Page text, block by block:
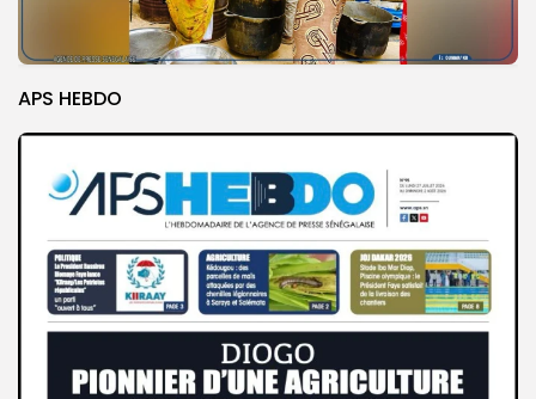
APS HEBDO